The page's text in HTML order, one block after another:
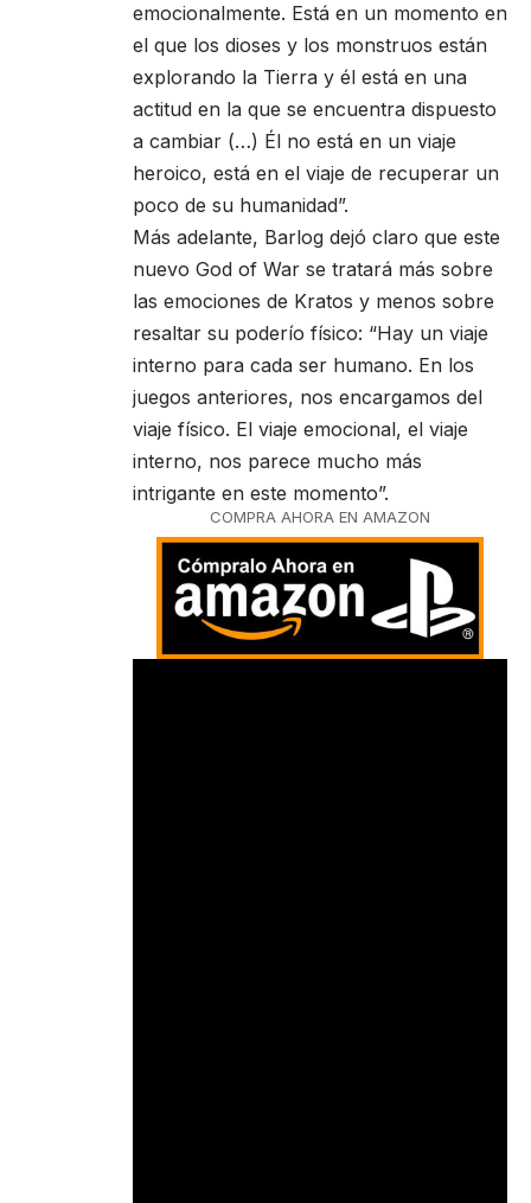
emocionalmente. Está en un momento en
el que los dioses y los monstruos están
explorando la Tierra y él está en una
actitud en la que se encuentra dispuesto
a cambiar (…) Él no está en un viaje
heroico, está en el viaje de recuperar un
poco de su humanidad”.
Más adelante, Barlog dejó claro que este
nuevo God of War se tratará más sobre
las emociones de Kratos y menos sobre
resaltar su poderío físico: “Hay un viaje
interno para cada ser humano. En los
juegos anteriores, nos encargamos del
viaje físico. El viaje emocional, el viaje
interno, nos parece mucho más
intrigante en este momento”.
COMPRA AHORA EN AMAZON